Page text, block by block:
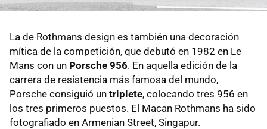
La de Rothmans design es también una decoración
mítica de la competición, que debutó en 1982 en Le
Mans con un Porsche 956. En aquella edición de la
carrera de resistencia más famosa del mundo,
Porsche consiguió un triplete, colocando tres 956 en
los tres primeros puestos. El Macan Rothmans ha sido
fotografiado en Armenian Street, Singapur.